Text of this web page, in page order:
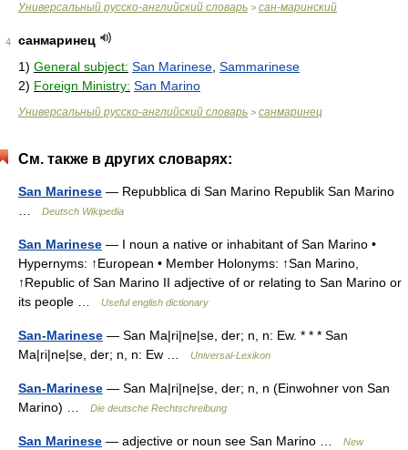
Универсальный русско-английский словарь > сан-маринский
4
санмаринец
1) General subject: San Marinese Sammarinese
2) Foreign Ministry: San Marino
Универсальный русско-английский словарь > санмаринец
См. также в других словарях:
San Marinese — Repubblica di San Marino Republik San Marino
Deutsch Wikipedia
San Marinese — I noun a native or inhabitant of San Marino •
Hypernyms: ↑European • Member Holonyms: ↑San Marino,
↑Republic of San Marino II adjective of or relating to San Marino or
its people …
Useful english dictionary
San-Marinese — San Ma|ri|ne|se, der; n, n: Ew. * * * San
Ma|ri|ne|se, der; n, n: Ew …
Universal-Lexikon
San-Marinese — San Ma|ri|ne|se, der; n, n (Einwohner von San
Marino) …
Die deutsche Rechtschreibung
San Marinese — adjective or noun see San Marino …
New